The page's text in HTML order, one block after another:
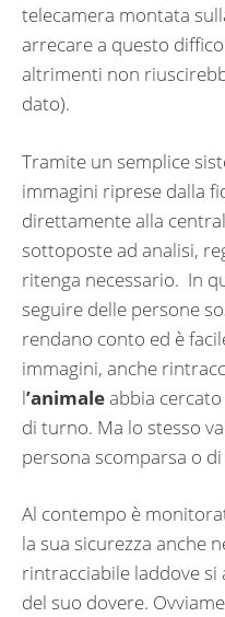
telecamera montata
arrecare a questo
altrimenti non
dato).
Tramite un semplice
immagini riprese dalla
direttamente alla
sottoposte ad analisi,
ritenga necessario. In
seguire delle persone
rendano conto ed è
immagini, anche
l’animaleabbia
di turno. Ma lo stesso
persona scomparsa o
Al contempo è
la sua sicurezza anche
rintracciabile laddove si
del suo dovere.